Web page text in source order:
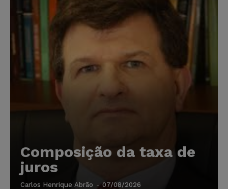
Composição da taxa de
juros
Carlos Henrique Abrão - 07/08/2026